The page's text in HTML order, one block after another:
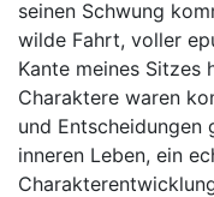
seinen Schwung
wilde Fahrt, voller
Kante meines Sitzes
Charaktere waren
und Entscheidungen
inneren Leben, ein